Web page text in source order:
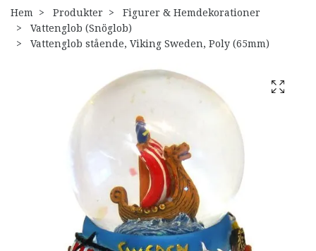
Hem Produkter
Figurer & Hemdekorationer
Vattenglob (Snöglob)
Vattenglob stående, Viking Sweden, Poly (65mm)